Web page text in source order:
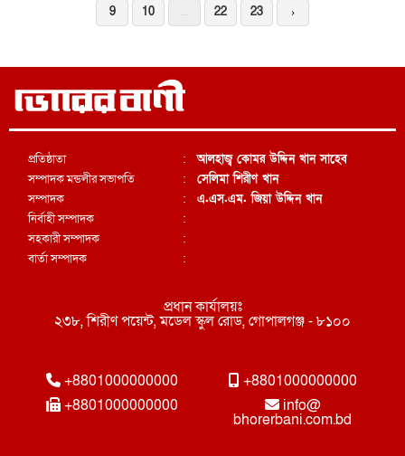
9
10 ... 22 23 ›
প্রতিষ্ঠাতা
সম্পাদক মন্ডলীর সভাপতি
সম্পাদক
নির্বাহী সম্পাদক
সহকারী সম্পাদক
বার্তা সম্পাদক
:
:
:
:
:
:
আলহাজ্ব কোমর উদ্দিন খান সাহেব
সেলিমা শিরীণ খান
এ.এস.এম. জিয়া উদ্দিন খান
প্রধান কার্যালয়ঃ
২৩৮, শিরীণ পয়েন্ট, মডেল স্কুল রোড, গোপালগঞ্জ - ৮১০০
+8801000000000
+8801000000000
+8801000000000
info@
bhorerbani.com.bd